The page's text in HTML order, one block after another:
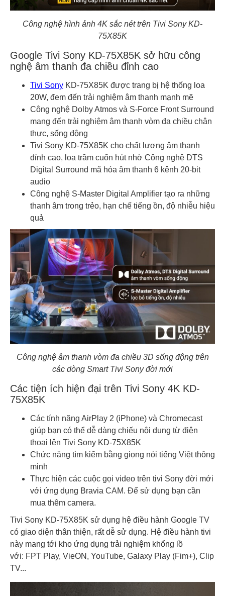
Công nghệ hình ảnh 4K sắc nét trên Tivi Sony KD-
75X85K
Google Tivi Sony KD-75X85K sở hữu công
nghệ âm thanh đa chiều đỉnh cao
Tivi Sony KD-75X85K được trang bị hệ thống loa
20W, đem đến trải nghiệm âm thanh mạnh mẽ
Công nghệ Dolby Atmos và S-Force Front Surround
mang đến trải nghiệm âm thanh vòm đa chiều chân
thực, sống động
Tivi Sony KD-75X85K cho chất lượng âm thanh
đỉnh cao, loa trầm cuốn hút nhờ Công nghệ DTS
Digital Surround mã hóa âm thanh 6 kênh 20-bit
audio
Công nghệ S-Master Digital Amplifier tạo ra những
thanh âm trong trẻo, hạn chế tiếng ồn, độ nhiễu hiệu
quả
Công nghệ âm thanh vòm đa chiều 3D sống động trên
các dòng Smart Tivi Sony đời mới
Các tiện ích hiện đại trên Tivi Sony 4K KD-
75X85K
Các tính năng AirPlay 2 (iPhone) và Chromecast
giúp bạn có thể dễ dàng chiếu nội dung từ điện
thoại lên Tivi Sony KD-75X85K
Chức năng tìm kiếm bằng giọng nói tiếng Việt thông
minh
Thực hiện các cuộc gọi video trên tivi Sony đời mới
với ứng dụng Bravia CAM. Để sử dụng bạn cần
mua thêm camera.
Tivi Sony KD-75X85K sử dụng hệ điều hành Google TV
có giao diện thân thiện, rất dễ sử dụng. Hệ điều hành tivi
này mang tới kho ứng dụng trải nghiệm khổng lồ
với: FPT Play, VieON, YouTube, Galaxy Play (Fim+), Clip
TV...